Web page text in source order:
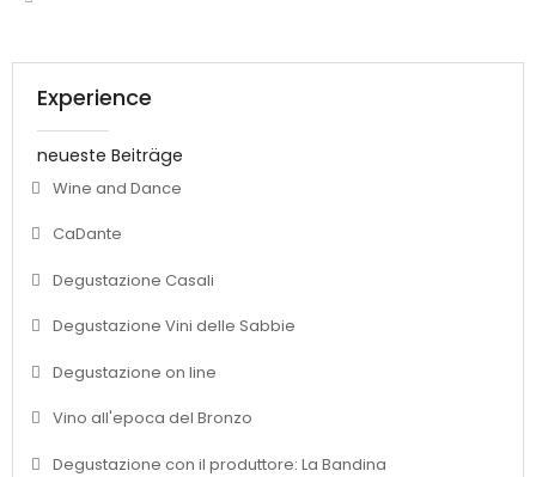
Experience
neueste Beiträge
Wine and Dance
CaDante
Degustazione Casali
Degustazione Vini delle Sabbie
Degustazione on line
Vino all'epoca del Bronzo
Degustazione con il produttore: La Bandina